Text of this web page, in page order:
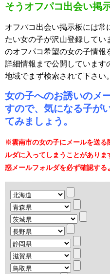
そうオフパコ出会い掲
オフパコ出会い掲示板には常
たい女の子が沢山登録して
のオフパコ希望の女の子情報
詳細情報まで公開しています
地域でまず検索されて下さい。
女の子へのお誘いのメ
すので、気になる子が
てみましょう。
※雲南市の女の子にメールを送る
ルダに入ってしまうことがあり
惑メールフォルダを必ず確認する